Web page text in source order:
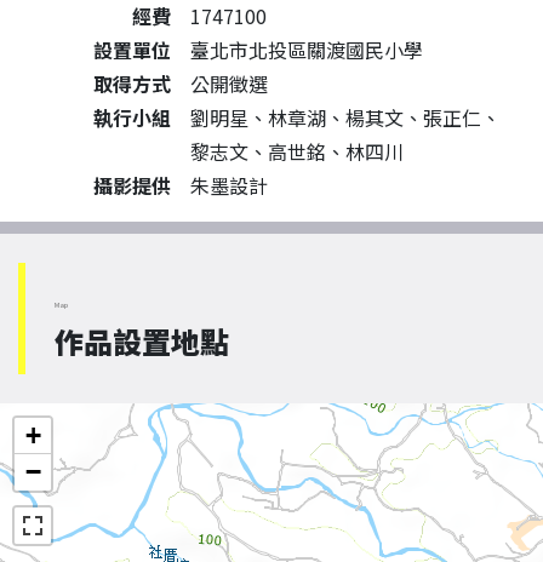
經費
1747100
設置單位
臺北市北投區關渡國民小學
取得方式
公開徵選
執行小組
劉明星、林章湖、楊其文、張正仁、
黎志文、高世銘、林四川
攝影提供
朱墨設計
Map
作品設置地點
+
−